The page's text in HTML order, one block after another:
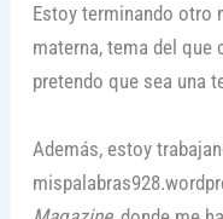
Estoy terminando otro
materna, tema del que
pretendo que sea una
Además, estoy